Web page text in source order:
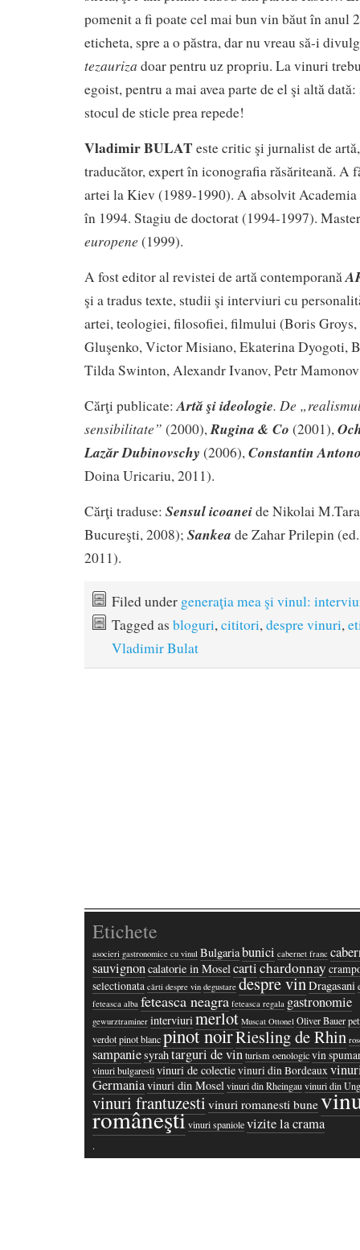
pomenit a fi poate cel mai bun vin băut în anul
eticheta, spre a o păstra, dar nu vreau să-i
tezauriza doar pentru uz propriu. La vinuri
egoist, pentru a mai avea parte de el şi altă dată:
stocul de sticle prea repede!
Vladimir BULAT este critic şi jurnalist de
traducător, expert în iconografia răsăriteană. A
artei la Kiev (1989-1990). A absolvit
în 1994. Stagiu de doctorat (1994-1997).
europene (1999).
A fost editor al revistei de artă contemporană
şi a tradus texte, studii şi interviuri cu
artei, teologiei, filosofiei, filmului (Boris
Gluşenko, Victor Misiano, Ekaterina Dyogoti,
Tilda Swinton, Alexandr Ivanov, Petr
Cărţi publicate:Artă şi ideologie. De
sensibilitate” (2000),Rugina & Co (2001),
Lazăr Dubinovschy (2006),Constantin
Doina Uricariu, 2011).
Cărţi traduse: Sensul icoaneide Nikolai
Bucureşti, 2008); Sankea de Zahar Prilepin
2011).
Filed under generaţia mea şi vinul:
Tagged as bloguri,cititori,despre vinuri,
Vladimir Bulat
Etichete
asocieri gastronomice cu vinul Bulgariabunici cabernet franc
sauvignoncalatorie in Mosel cartichardonnay
selectionata cărti despre vin degustare despre vinDragasani
feteasca alba feteasca neagra feteasca regala gastronomie
gewurztraminer interviuri merlot Muscat Ottonel Oliver Bauer
verdotpinot blancpinot noirRiesling de Rhin
sampaniesyrahtarguri de vinturism oenologicvin
vinuri bulgarestivinuri de colectievinuri din Bordeaux
Germaniavinuri din Mosel vinuri din Rheingauvinuri din
vinuri frantuzesti vinuri romanesti bune
româneştivinuri spaniolevizite la crama
·